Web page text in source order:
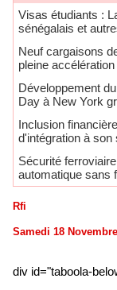
​Visas étudiants :
sénégalais et
Neuf cargaisons
pleine
Développement
Day à New York
​Inclusion
d'intégration à
Sécurité
automatique sans
Rfi
Samedi 18
div id="taboola-